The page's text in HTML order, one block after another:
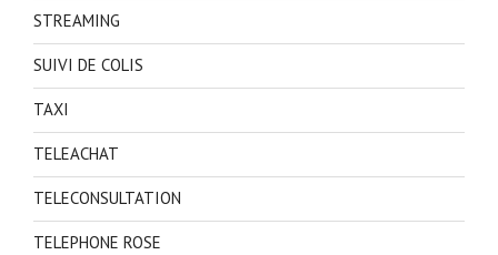
STREAMING
SUIVI DE COLIS
TAXI
TELEACHAT
TELECONSULTATION
TELEPHONE ROSE